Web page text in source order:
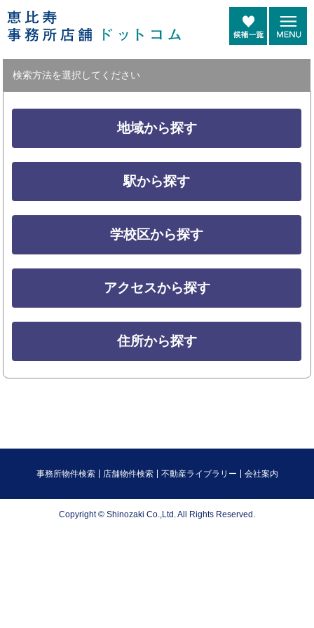
検索方法を選択してください
地域から探す
駅から探す
学校区から探す
アクセスから探す
住所から探す
事務所物件検索 店舗物件検索 不動産ライブラリー 会社案内
Copyright © Shinozaki Co.,Ltd. All Rights Reserved.